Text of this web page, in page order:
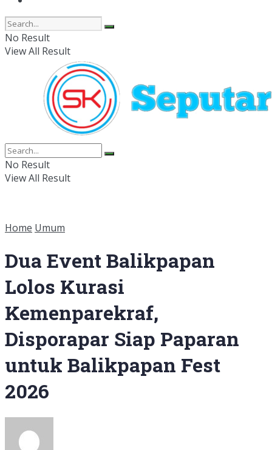
No Result
View All Result
No Result
View All Result
Home Umum
Dua Event Balikpapan
Lolos Kurasi
Kemenparekraf,
Disporapar Siap Paparan
untuk Balikpapan Fest
2026